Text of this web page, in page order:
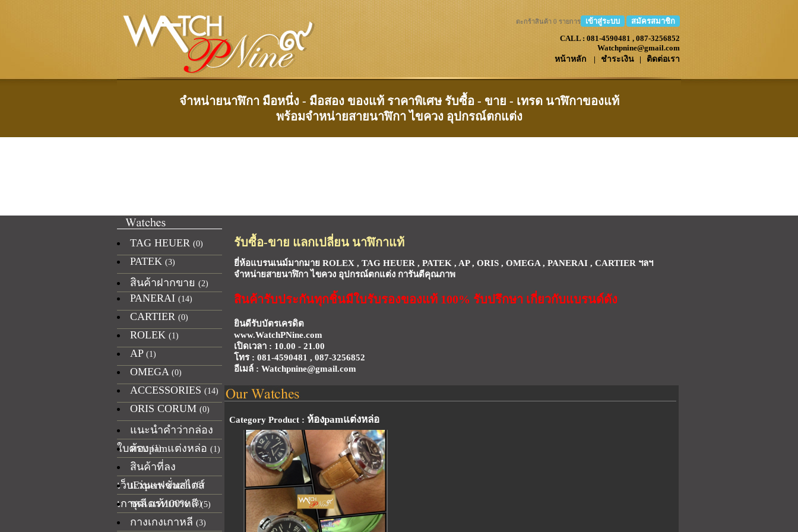
ตะกร้าสินค้า 0 รายการ เข้าสู่ระบบ
สมัครสมาชิก
CALL : 081-4590481 , 087-3256852
Watchpnine@gmail.com
หน้าหลัก
| ชำระเงิน | ติดต่อเรา
จำหน่ายนาฬิกา มือหนึ่ง - มือสอง ของแท้ ราคาพิเศษ รับซื้อ - ขาย - เทรด นาฬิกาของแท้
พร้อมจำหน่ายสายนาฬิกา ไขควง อุปกรณ์ตกแต่ง
TAG HEUER (0)
PATEK (3)
สินค้าฝากขาย (2)
PANERAI (14)
CARTIER (0)
ROLEK (1)
AP (1)
OMEGA (0)
ACCESSORIES (14)
ORIS CORUM (0)
แนะนำคำว่ากล่อง
ใบครบ(1)
ห้องpamแต่งหล่อ (1)
สินค้าที่ลง
เว็บExpert-watch(6)
แว่นแฟชั่นสไตส์
เกาหลี แท้100%(3)
ชุดเดรทเกาหลี(5)
กางเกงเกาหลี (3)
รับซื้อ-ขาย แลกเปลี่ยน นาฬิกาแท้
ยี่ห้อแบรนเนม์มากมาย ROLEX , TAG HEUER , PATEK , AP , ORIS , OMEGA , PANERAI , CARTIER ฯลฯ
จำหน่ายสายนาฬิกา ไขควง อุปกรณ์ตกแต่ง การันตีคุณภาพ
สินค้ารับประกันทุกชิ้นมีใบรับรองของแท้ 100% รับปรึกษา เกี่ยวกับแบรนด์ดัง
ยินดีรับบัตรเครดิต
www.WatchPNine.com
เปิดเวลา : 10.00 - 21.00
โทร : 081-4590481 , 087-3256852
อีเมล์ : Watchpnine@gmail.com
Category Product : ห้องpamแต่งหล่อ